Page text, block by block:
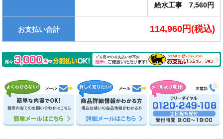
給水工事 7,560円
お支払い合計 114,960円(税込)